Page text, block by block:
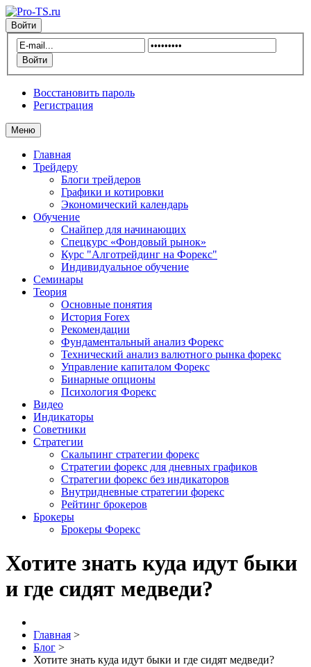
Войти
Восстановить пароль
Регистрация
Меню
Главная
Трейдеру
Блоги трейдеров
Графики и котировки
Экономический календарь
Обучение
Снайпер для начинающих
Спецкурс «Фондовый рынок»
Курс "Алготрейдинг на Форекс"
Индивидуальное обучение
Семинары
Теория
Основные понятия
История Forex
Рекомендации
Фундаментальный анализ Форекс
Технический анализ валютного рынка форекс
Управление капиталом Форекс
Бинарные опционы
Психология Форекс
Видео
Индикаторы
Советники
Стратегии
Скальпинг стратегии форекс
Стратегии форекс для дневных графиков
Стратегии форекс без индикаторов
Внутридневные стратегии форекс
Рейтинг брокеров
Брокеры
Брокеры Форекс
Хотите знать куда идут быки
и где сидят медведи?
Главная >
Блог >
Хотите знать куда идут быки и где сидят медведи?